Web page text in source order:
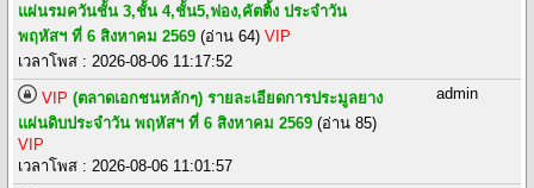
แผ่นรมควันชั้น 3,ชั้น 4,ชั้น5,ฟอง,คัตติ้ง ประจำวัน
พฤหัสฯ ที่ 6 สิงหาคม 2569 (อ่าน 64)VIP
เวลาโพส : 2026-08-06 11:17:52
VIP (ตลาดเอกชนหลักๆ) รายละเอียดการประมูลยาง
แผ่นดิบประจำวัน พฤหัสฯ ที่ 6 สิงหาคม 2569 (อ่าน 85)
VIP
เวลาโพส : 2026-08-06 11:01:57
admin